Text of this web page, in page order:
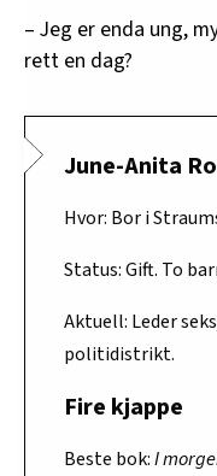
– Jeg er enda ung,
rett en dag?
June-Anita
Hvor: Bor i
Status: Gift. To
Aktuell: Leder
politidistrikt.
Fire kjappe
Beste bok:I